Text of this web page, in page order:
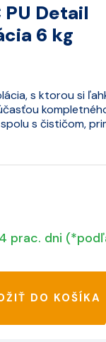
PU Detail
6 kg
s ktorou si
s čističom,
prac. dni
DO KOŠÍKA